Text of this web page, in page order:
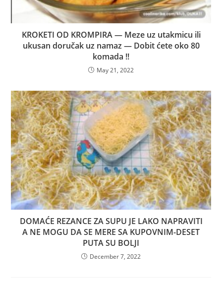
KROKETI OD KROMPIRA — Meze uz utakmicu ili
ukusan doručak uz namaz — Dobit ćete oko 80
komada !!
May 21, 2022
DOMAĆE REZANCE ZA SUPU JE LAKO NAPRAVITI
A NE MOGU DA SE MERE SA KUPOVNIM-DESET
PUTA SU BOLJI
December 7, 2022